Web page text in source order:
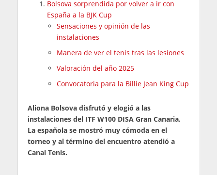
Bolsova sorprendida por volver a ir con
España a la BJK Cup
Sensaciones y opinión de las
instalaciones
Manera de ver el tenis tras las lesiones
Valoración del año 2025
Convocatoria para la Billie Jean King Cup
Aliona Bolsova disfrutó y elogió a las
instalaciones del ITF W100 DISA Gran Canaria.
La española se mostró muy cómoda en el
torneo y al término del encuentro atendió a
Canal Tenis.